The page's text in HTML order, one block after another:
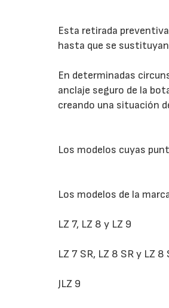
Esta retirada
hasta que se
En determinadas
anclaje seguro de la
creando una situación
Los modelos cuyas
Los modelos de la
LZ 7, LZ 8 y LZ 9
LZ 7 SR, LZ 8 SR y LZ 8
JLZ 9